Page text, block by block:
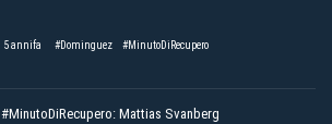
5 annifa #Dominguez #MinutoDiRecupero
#MinutoDiRecupero: Mattias Svanberg